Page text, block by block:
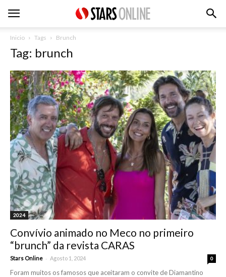
Inicio Tags Brunch
Tag: brunch
2024
Convívio animado no Meco no primeiro
“brunch” da revista CARAS
Stars Online - Agosto 1, 2024 0
Foram muitos os famosos que aceitaram o convite de Diamantino